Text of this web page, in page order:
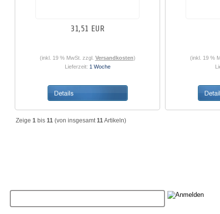
31,51 EUR
(inkl. 19 % MwSt. zzgl. Versandkosten)
Lieferzeit: 1 Woche
(inkl. 19 %
Zeige 1 bis 11 (von insgesamt11Artikeln)